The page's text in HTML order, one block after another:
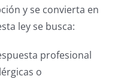
y se convierta en
ley se busca:
profesional
o